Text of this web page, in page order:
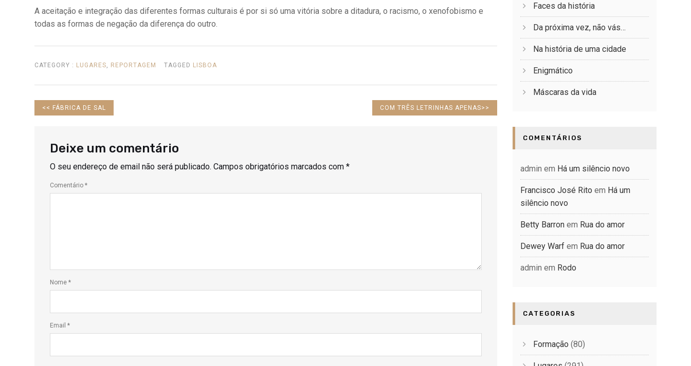
A aceitação e integração das diferentes formas culturais é por si só uma vitória sobre a ditadura, o racismo, o xenofobismo e
todas as formas de negação da diferença do outro.
CATEGORY : LUGARES, REPORTAGEM TAGGED LISBOA
<< PREVIOUS
POST:
FÁBRICA DE SAL
NEXT
POST:
COM TRÊS LETRINHAS APENAS>>
Deixe um comentário
O seu endereço de email não será publicado. Campos obrigatórios marcados com *
Comentário *
Nome *
Email *
Faces da história
Da próxima vez, não vás…
Na história de uma cidade
Enigmático
Máscaras da vida
COMENTÁRIOS
admin em Há um silêncio novo
Francisco José Rito em Há um
silêncio novo
Betty Barron em Rua do amor
Dewey Warf em Rua do amor
admin em Rodo
CATEGORIAS
Formação (80)